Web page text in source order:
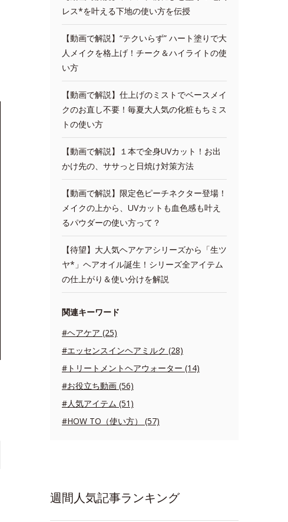
レス*を叶える下地の使い方を伝授
【動画で解説】“テクいらず” ハート塗りで大
人メイクを格上げ！チーク＆ハイライトの使
い方
【動画で解説】仕上げのミストでベースメイ
クのお直し不要！毎夏大人気の化粧もちミス
トの使い方
【動画で解説】１本で全身UVカット！お出
かけ先の、ササっと日焼け対策方法
【動画で解説】限定色ピーチネクター登場！
メイクの上から、UVカットも血色感も叶え
るパウダーの使い方って？
【待望】大人気ヘアケアシリーズから「生ツ
ヤ*」ヘアオイル誕生！シリーズ全アイテム
の仕上がり＆使い分けを解説
関連キーワード
#ヘアケア (25)
#エッセンスインヘアミルク (28)
#トリートメントヘアウォーター (14)
#お役立ち動画 (56)
#人気アイテム (51)
#HOW TO（使い方） (57)
週間人気記事ランキング